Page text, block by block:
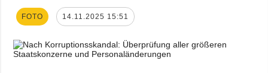
FOTO 14.11.2025 15:51